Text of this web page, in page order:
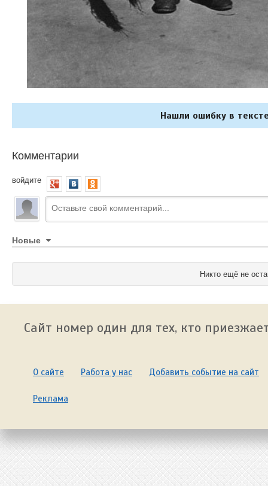
Нашли ошибку в
Комментарии
войдите
Новые
Никто ещё не
Сайт номер один для тех, кто
О сайте Работа у нас Добавить событие на сайт
Реклама